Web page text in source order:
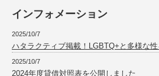
インフォメーション
2025/10/7
ハタラクティブ掲載！LGBTQ+と多様な
2025/10/7
2024年度貸借対照表を公開しました